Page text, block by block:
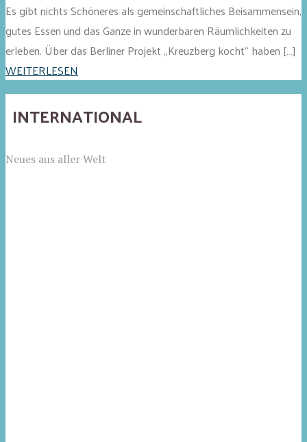
Es gibt nichts Schöneres als gemeinschaftliches Beisammensein,
gutes Essen und das Ganze in wunderbaren Räumlichkeiten zu
erleben. Über das Berliner Projekt „Kreuzberg kocht“ haben […]
WEITERLESEN
INTERNATIONAL
Neues aus aller Welt